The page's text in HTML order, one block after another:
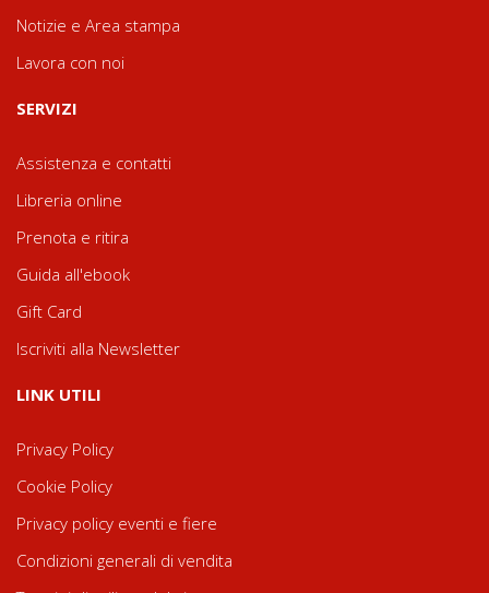
Notizie e Area stampa
Lavora con noi
SERVIZI
Assistenza e contatti
Libreria online
Prenota e ritira
Guida all'ebook
Gift Card
Iscriviti alla Newsletter
LINK UTILI
Privacy Policy
Cookie Policy
Privacy policy eventi e fiere
Condizioni generali di vendita